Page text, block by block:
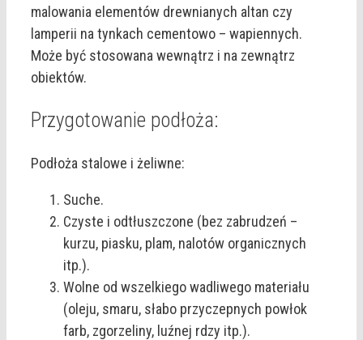
malowania elementów drewnianych altan czy
lamperii na tynkach cementowo – wapiennych.
Może być stosowana wewnątrz i na zewnątrz
obiektów.
Przygotowanie podłoża:
Podłoża stalowe i żeliwne:
Suche.
Czyste i odtłuszczone (bez zabrudzeń –
kurzu, piasku, plam, nalotów organicznych
itp.).
Wolne od wszelkiego wadliwego materiału
(oleju, smaru, słabo przyczepnych powłok
farb, zgorzeliny, luźnej rdzy itp.).